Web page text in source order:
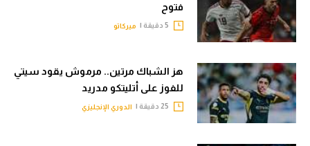
فتوح
ميركاتو
هز الشباك مرتين.. مرموش يقود سيتي
للفوز على أتليتكو مدريد
الدوري الإنجليزي